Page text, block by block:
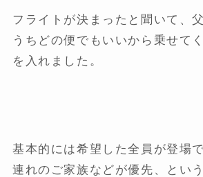
フライトが決まったと聞いて、
うちどの便でもいいから乗せて
を入れました。
基本的には希望した全員が登場
連れのご家族などが優先、とい